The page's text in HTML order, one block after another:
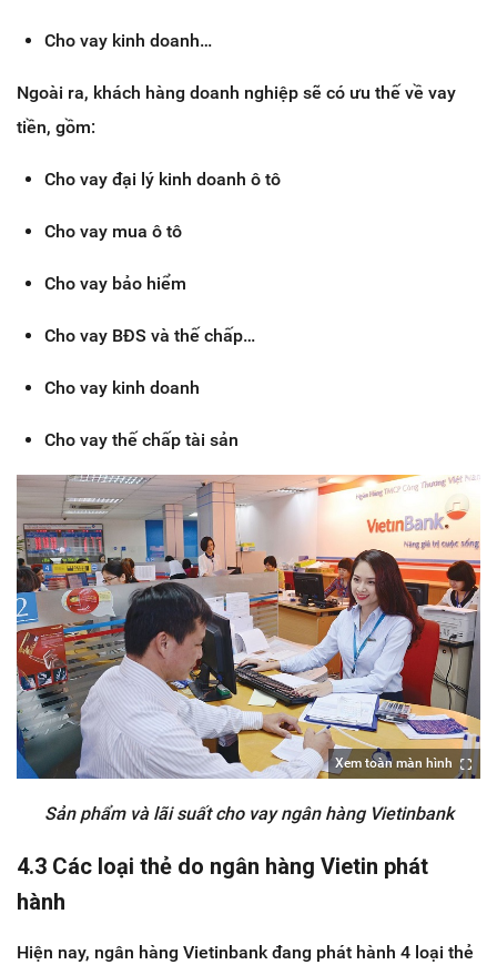
Cho vay kinh doanh…
Ngoài ra, khách hàng doanh nghiệp sẽ có ưu thế về vay
tiền, gồm:
Cho vay đại lý kinh doanh ô tô
Cho vay mua ô tô
Cho vay bảo hiểm
Cho vay BĐS và thế chấp…
Cho vay kinh doanh
Cho vay thế chấp tài sản
Xem toàn màn hình
Sản phẩm và lãi suất cho vay ngân hàng Vietinbank
4.3 Các loại thẻ do ngân hàng Vietin phát
hành
Hiện nay, ngân hàng Vietinbank đang phát hành 4 loại thẻ